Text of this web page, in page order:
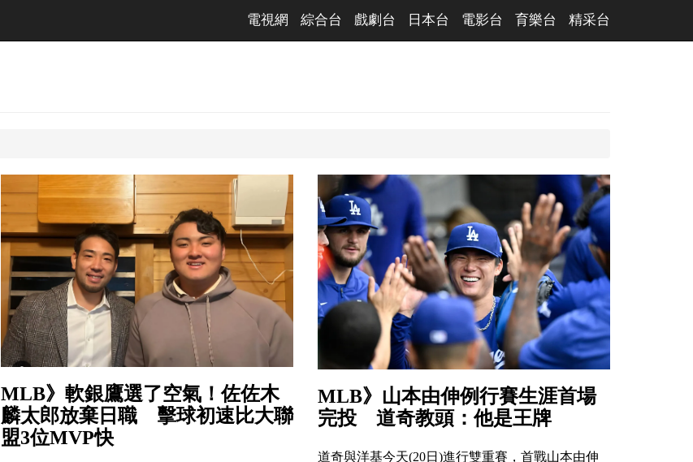
電視網 綜合台 戲劇台 日本台 電影台 育樂台 精采台
MLB》軟銀鷹選了空氣！佐佐木
麟太郎放棄日職 擊球初速比大聯
盟3位MVP快
MLB》山本由伸例行賽生涯首場
完投 道奇教頭：他是王牌
道奇與洋基今天(20日)進行雙重賽，首戰山本由伸